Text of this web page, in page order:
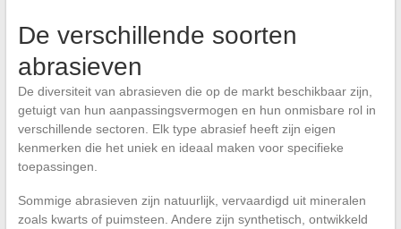
De verschillende soorten
abrasieven
De diversiteit van abrasieven die op de markt beschikbaar zijn,
getuigt van hun aanpassingsvermogen en hun onmisbare rol in
verschillende sectoren. Elk type abrasief heeft zijn eigen
kenmerken die het uniek en ideaal maken voor specifieke
toepassingen.
Sommige abrasieven zijn natuurlijk, vervaardigd uit mineralen
zoals kwarts of puimsteen. Andere zijn synthetisch, ontwikkeld